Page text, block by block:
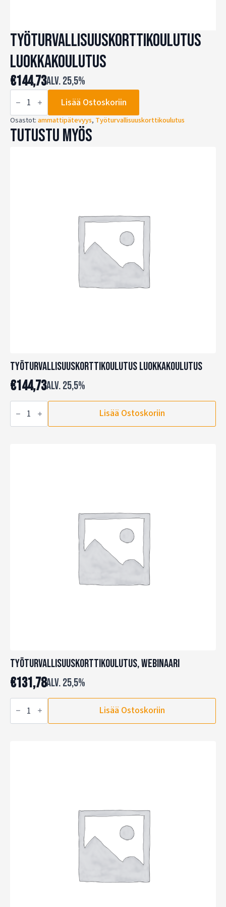
Työturvallisuuskorttikoulutus
Luokkakoulutus
€144,73alv. 25,5%
Työturvallisuuskorttikoulutus
Luokkakoulutus
määrä
Lisää Ostoskoriin
Osastot:ammattipätevyys, Työturvallisuuskorttikoulutus
Tutustu myös
Työturvallisuuskorttikoulutus Luokkakoulutus
€144,73alv. 25,5%
Työturvallisuuskorttikoulutus
Luokkakoulutus
määrä
Lisää Ostoskoriin
Työturvallisuuskorttikoulutus, Webinaari
€131,78alv. 25,5%
Työturvallisuuskorttikoulutus,
Webinaari
määrä
Lisää Ostoskoriin